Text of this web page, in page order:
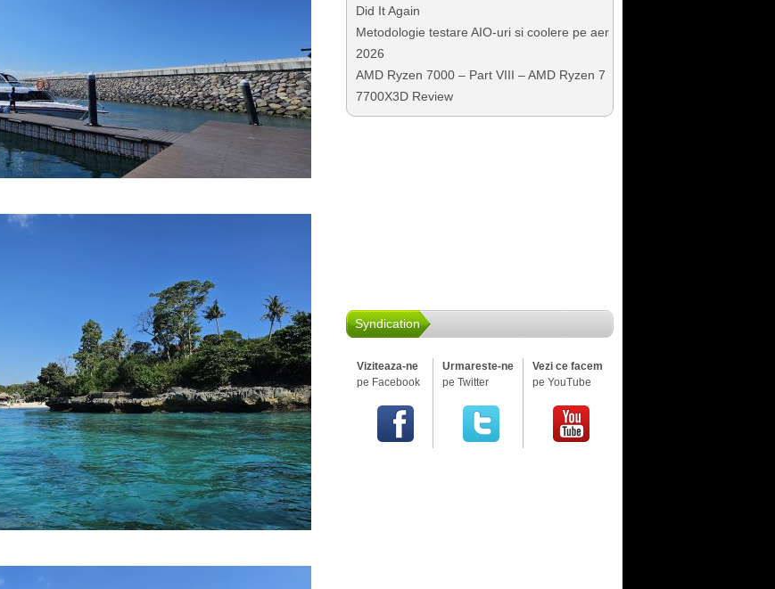
Did It Again
Metodologie testare AIO-uri si coolere pe aer
2026
AMD Ryzen 7000 – Part VIII – AMD Ryzen 7
7700X3D Review
Syndication
Viziteaza-ne
pe Facebook
Urmareste-ne
pe Twitter
Vezi ce facem
pe YouTube